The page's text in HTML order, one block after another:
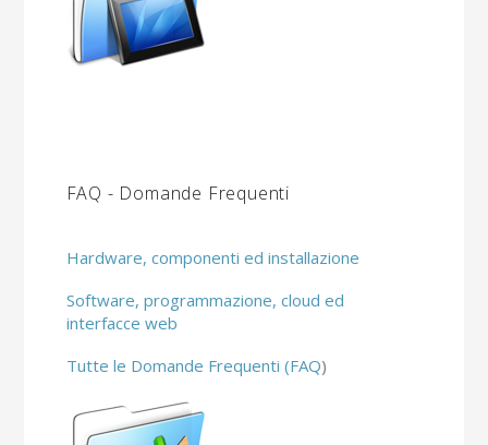
FAQ - Domande Frequenti
Hardware, componenti ed installazione
Software, programmazione, cloud ed
interfacce web
Tutte le Domande Frequenti (FAQ)